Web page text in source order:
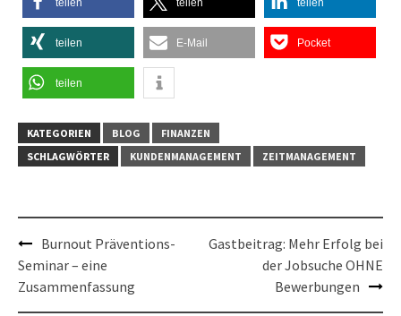
teilen E-Mail Pocket
teilen
KATEGORIEN BLOG
FINANZEN
SCHLAGWÖRTER
KUNDENMANAGEMENT ZEITMANAGEMENT
Post
navigation
Burnout Präventions-
Seminar – eine
Zusammenfassung
Gastbeitrag: Mehr Erfolg bei
der Jobsuche OHNE
Bewerbungen